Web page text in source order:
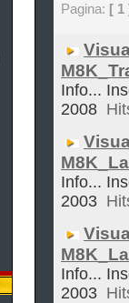
Pagina: [ 1
Info...
2008
Info...
2003
Info...
2003